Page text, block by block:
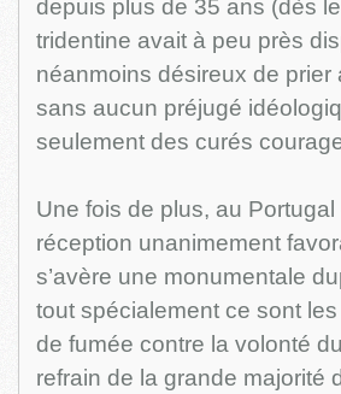
depuis plus de 35 ans (dès
tridentine avait à peu près
néanmoins désireux de prier
sans aucun préjugé
seulement des curés
Une fois de plus, au
réception unanimement
s’avère une monumentale
tout spécialement ce sont
de fumée contre la volonté
refrain de la grande majorité